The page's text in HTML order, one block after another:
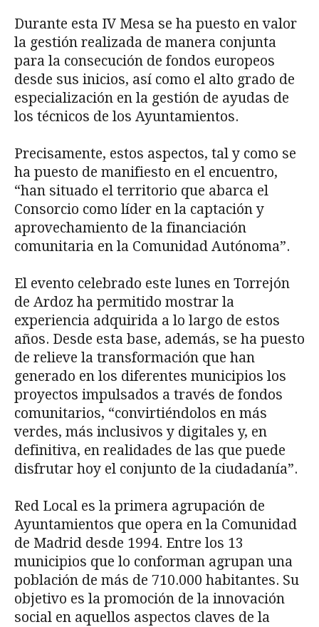
Durante esta IV Mesa se ha puesto en valor
la gestión realizada de manera conjunta
para la consecución de fondos europeos
desde sus inicios, así como el alto grado de
especialización en la gestión de ayudas de
los técnicos de los Ayuntamientos.
Precisamente, estos aspectos, tal y como se
ha puesto de manifiesto en el encuentro,
“han situado el territorio que abarca el
Consorcio como líder en la captación y
aprovechamiento de la financiación
comunitaria en la Comunidad Autónoma”.
El evento celebrado este lunes en Torrejón
de Ardoz ha permitido mostrar la
experiencia adquirida a lo largo de estos
años. Desde esta base, además, se ha puesto
de relieve la transformación que han
generado en los diferentes municipios los
proyectos impulsados a través de fondos
comunitarios, “convirtiéndolos en más
verdes, más inclusivos y digitales y, en
definitiva, en realidades de las que puede
disfrutar hoy el conjunto de la ciudadanía”.
Red Local es la primera agrupación de
Ayuntamientos que opera en la Comunidad
de Madrid desde 1994. Entre los 13
municipios que lo conforman agrupan una
población de más de 710.000 habitantes. Su
objetivo es la promoción de la innovación
social en aquellos aspectos claves de la